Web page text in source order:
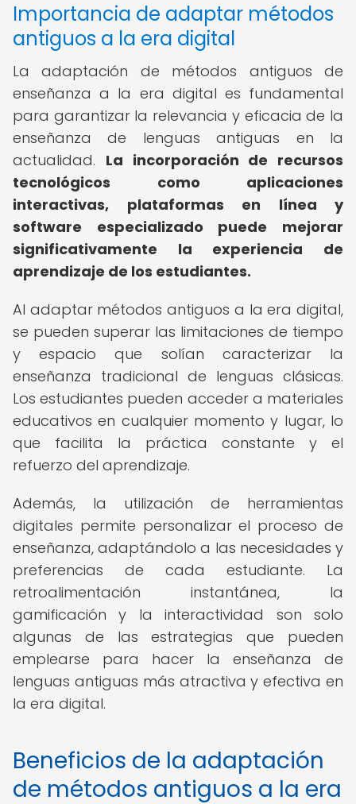
Importancia de adaptar métodos
antiguos a la era digital
La adaptación de métodos antiguos de
enseñanza a la era digital es fundamental
para garantizar la relevancia y eficacia de la
enseñanza de lenguas antiguas en la
actualidad. La incorporación de recursos
tecnológicos como aplicaciones
interactivas, plataformas en línea y
software especializado puede mejorar
significativamente la experiencia de
aprendizaje de los estudiantes.
Al adaptar métodos antiguos a la era digital,
se pueden superar las limitaciones de tiempo
y espacio que solían caracterizar la
enseñanza tradicional de lenguas clásicas.
Los estudiantes pueden acceder a materiales
educativos en cualquier momento y lugar, lo
que facilita la práctica constante y el
refuerzo del aprendizaje.
Además, la utilización de herramientas
digitales permite personalizar el proceso de
enseñanza, adaptándolo a las necesidades y
preferencias de cada estudiante. La
retroalimentación instantánea, la
gamificación y la interactividad son solo
algunas de las estrategias que pueden
emplearse para hacer la enseñanza de
lenguas antiguas más atractiva y efectiva en
la era digital.
Beneficios de la adaptación
de métodos antiguos a la era